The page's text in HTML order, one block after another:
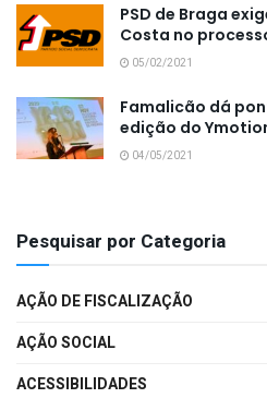
PSD de Braga
Costa no
05/02/2021
Famalicão dá
edição do
04/05/2021
Pesquisar por Categoria
AÇÃO DE FISCALIZAÇÃO
AÇÃO SOCIAL
ACESSIBILIDADES